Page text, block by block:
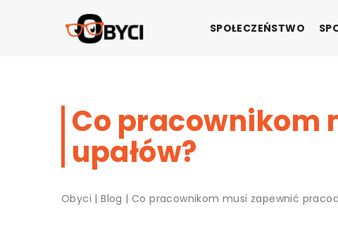
SPOŁECZEŃSTWO
Co pracownikom
upałów?
Obyci |Blog |Co pracownikom musi zapewnić